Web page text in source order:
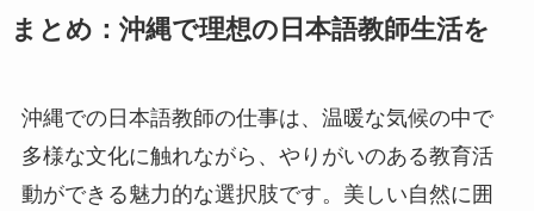
まとめ：沖縄で理想の日本語教師生活を
沖縄での日本語教師の仕事は、温暖な気候の中で
多様な文化に触れながら、やりがいのある教育活
動ができる魅力的な選択肢です。美しい自然に囲